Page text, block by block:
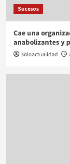
Sucesos
Cae una
anabolizantes y
soloactualidad